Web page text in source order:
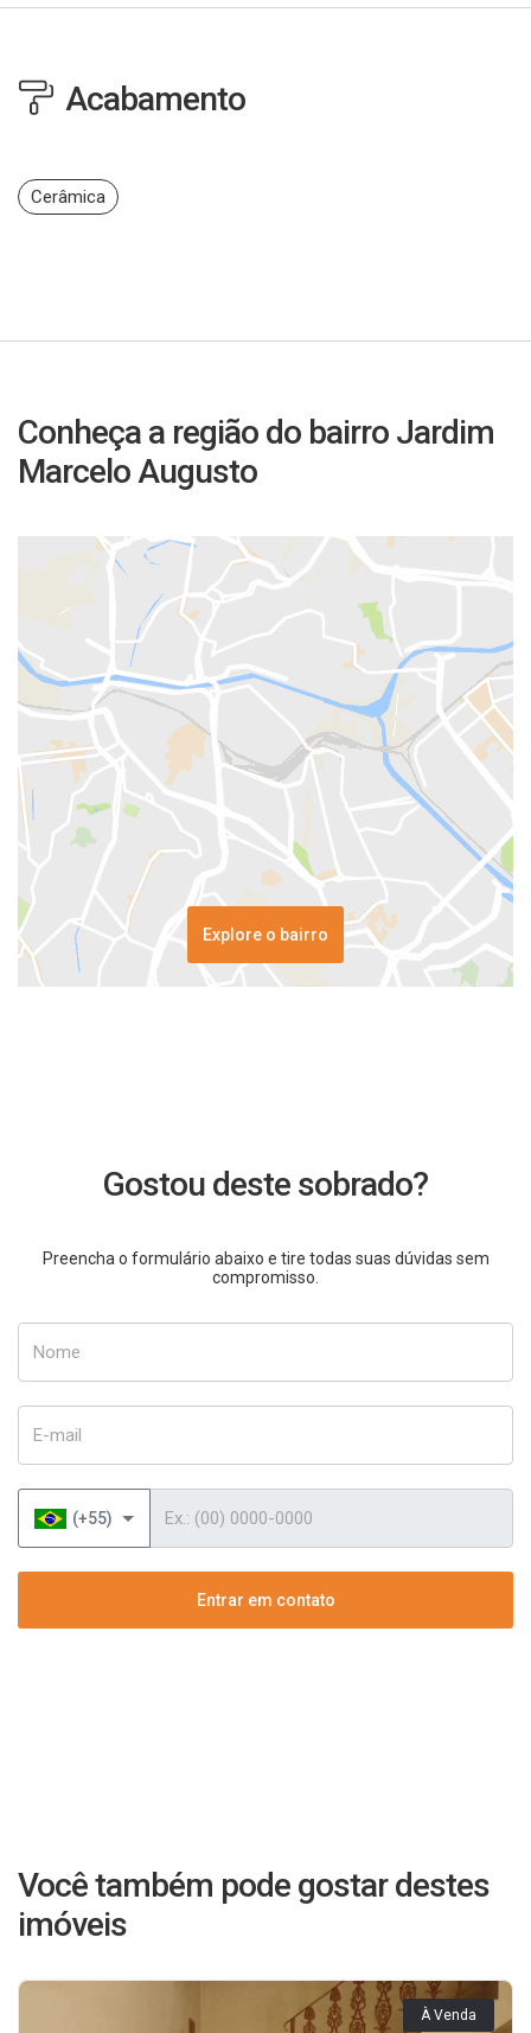
Acabamento
Cerâmica
Conheça a região do bairro Jardim
Marcelo Augusto
Explore o bairro
Gostou deste sobrado?
Preencha o formulário abaixo e tire todas suas dúvidas sem
compromisso.
(+55)
Entrar em contato
Você também pode gostar destes
imóveis
À Venda